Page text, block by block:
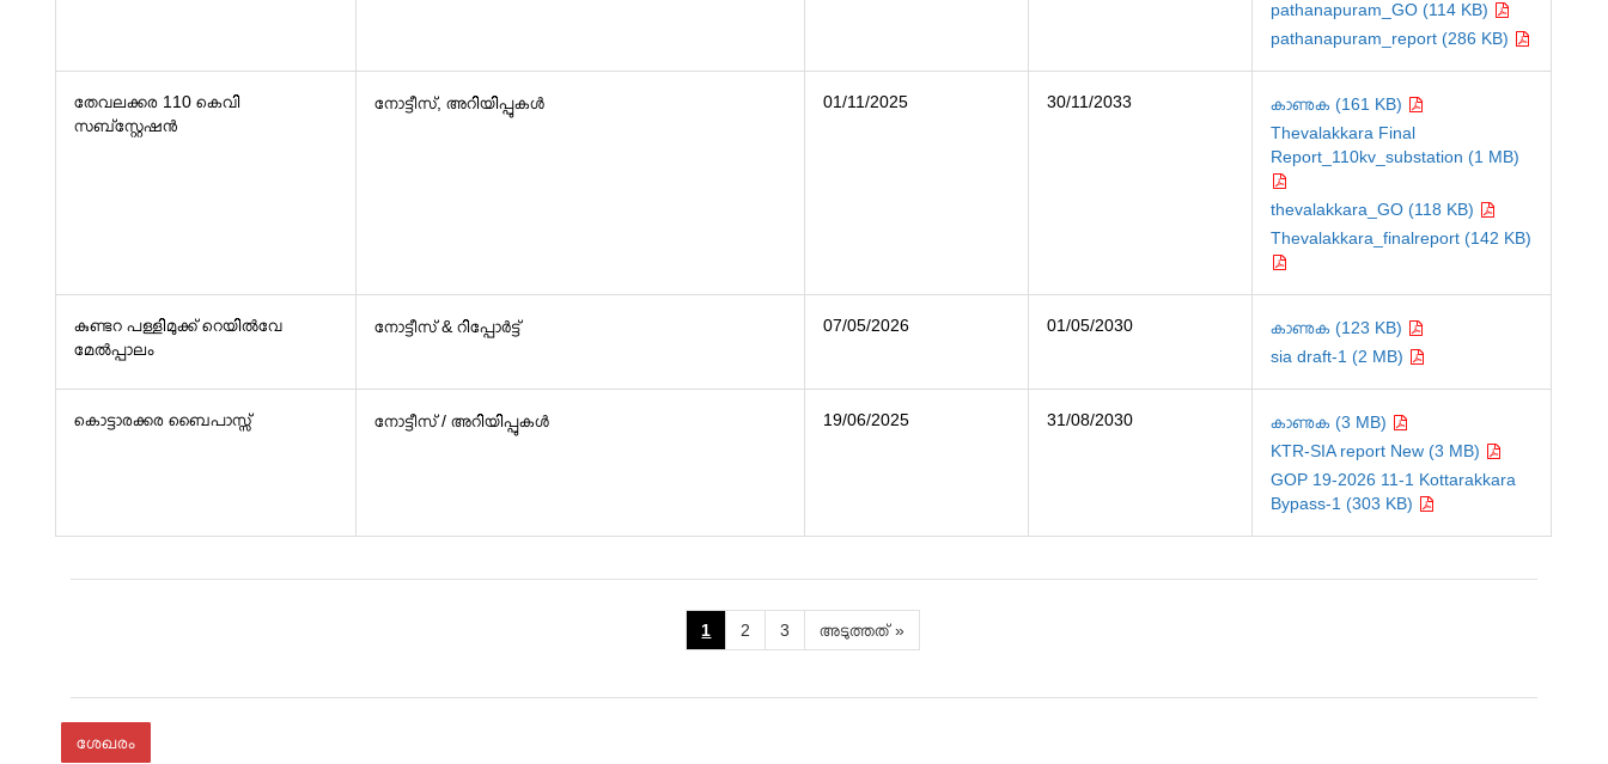
pathanapuram_GO (114 KB)
pathanapuram_report (286 KB)
തേവലക്കര 110 കെവി
സബ്‌സ്റ്റേഷൻ
നോട്ടീസ്, അറിയിപ്പുകൾ 01/11/2025 30/11/2033
കാണുക (161 KB)
Thevalakkara Final
Report_110kv_substation (1 MB)
thevalakkara_GO (118 KB)
Thevalakkara_finalreport (142 KB)
കുണ്ടറ പള്ളിമുക്ക് റെയിൽവേ
മേൽപ്പാലം
നോട്ടീസ് & റിപ്പോർട്ട് 07/05/2026 01/05/2030
കാണുക (123 KB)
sia draft-1 (2 MB)
കൊട്ടാരക്കര ബൈപാസ്സ് നോട്ടീസ് / അറിയിപ്പുകൾ 19/06/2025 31/08/2030
കാണുക (3 MB)
KTR-SIA report New (3 MB)
GOP 19-2026 11-1 Kottarakkara
Bypass-1 (303 KB)
1 2 3 അടുത്തത് »
ശേഖരം